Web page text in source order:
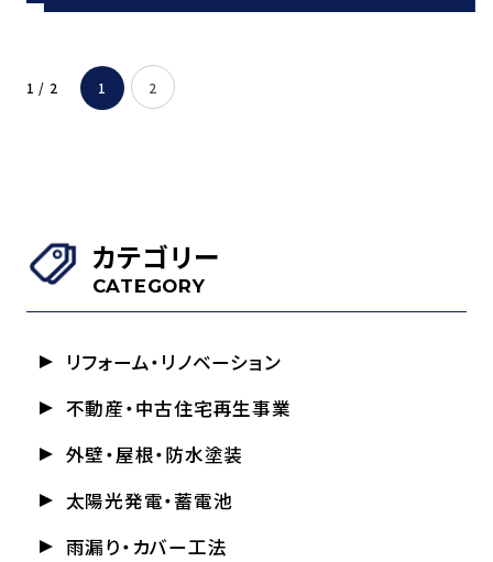
1 / 2 1 2
カテゴリー
CATEGORY
リフォーム・リノベーション
不動産・中古住宅再生事業
外壁・屋根・防水塗装
太陽光発電・蓄電池
雨漏り・カバー工法